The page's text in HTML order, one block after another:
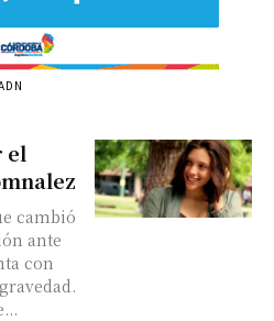
el
cambió
ante
con